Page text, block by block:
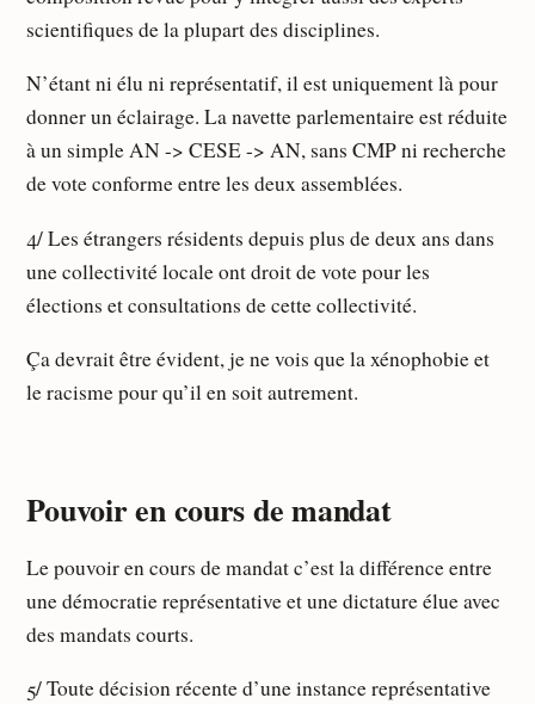
scientifiques de la plupart des disciplines.
N’étant ni élu ni représentatif, il est uniquement là pour
donner un éclairage. La navette parlementaire est réduite
à un simple AN -> CESE -> AN, sans CMP ni recherche
de vote conforme entre les deux assemblées.
4/ Les étrangers résidents depuis plus de deux ans dans
une collectivité locale ont droit de vote pour les
élections et consultations de cette collectivité.
Ça devrait être évident, je ne vois que la xénophobie et
le racisme pour qu’il en soit autrement.
Pouvoir en cours de mandat
Le pouvoir en cours de mandat c’est la différence entre
une démocratie représentative et une dictature élue avec
des mandats courts.
5/ Toute décision récente d’une instance représentative